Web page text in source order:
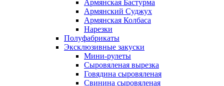
Армянская Бастурма
Армянский Суджух
Армянская Колбаса
Нарезки
Полуфабрикаты
Эксклюзивные закуски
Мини-рулеты
Сыровяленая вырезка
Говядина сыровяленая
Свинина сыровяленая